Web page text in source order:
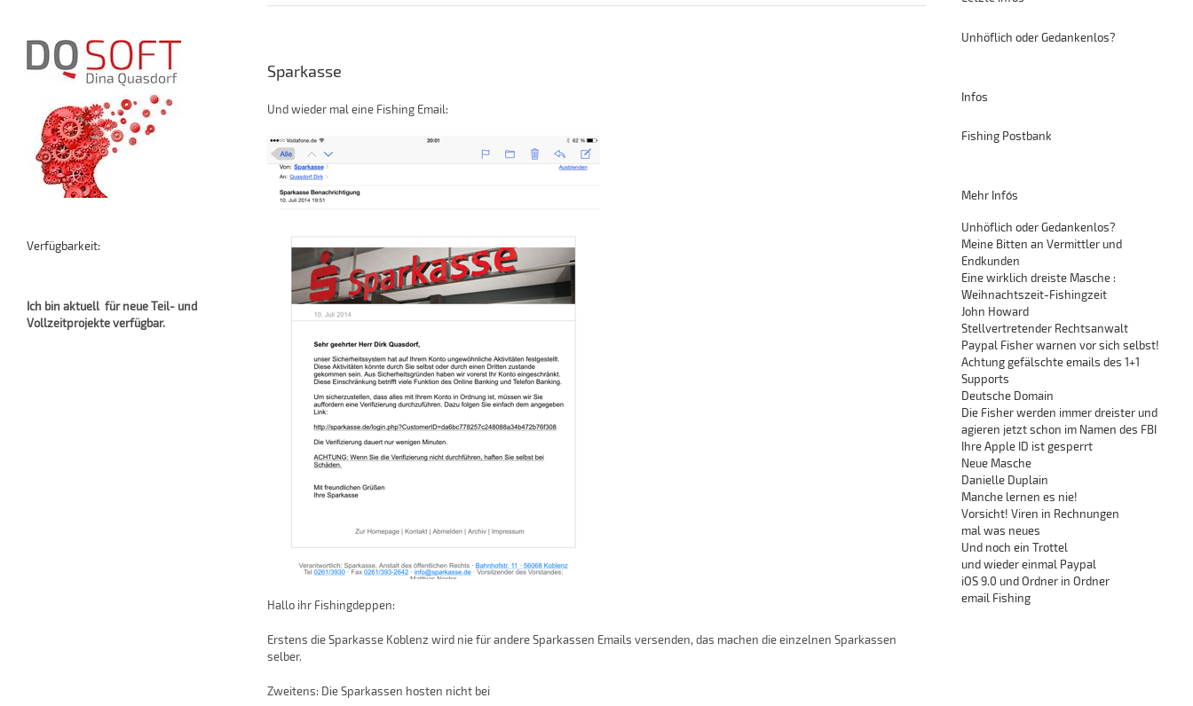
Sparkasse
Und wieder mal eine Fishing Email:
Hallo ihr Fishingdeppen:
Erstens die Sparkasse Koblenz wird nie für andere Sparkassen Emails versenden, das machen die einzelnen Sparkassen
selber.
Zweitens: Die Sparkassen hosten nicht bei
Verfügbarkeit:
Ich bin aktuell für neue Teil- und
Vollzeitprojekte verfügbar.
Unhöflich oder Gedankenlos?
Infos
Fishing Postbank
Mehr Info´s
Unhöflich oder Gedankenlos?
Meine Bitten an Vermittler und
Endkunden
Eine wirklich dreiste Masche :
Weihnachtszeit-Fishingzeit
John Howard
Stellvertretender Rechtsanwalt
Paypal Fisher warnen vor sich selbst!
Achtung gefälschte emails des 1+1
Supports
Deutsche Domain
Die Fisher werden immer dreister und
agieren jetzt schon im Namen des FBI
Ihre Apple ID ist gesperrt
Neue Masche
Danielle Duplain
Manche lernen es nie!
Vorsicht! Viren in Rechnungen
mal was neues
Und noch ein Trottel
und wieder einmal Paypal
iOS 9.0 und Ordner in Ordner
email Fishing